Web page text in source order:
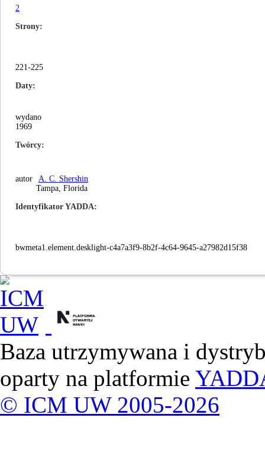
2
Strony
221-225
Daty
wydano
1969
Twórcy
autor
A. C. Shershin
Tampa, Florida
Identyfikator YADDA
bwmeta1.element.desklight-c4a7a3f9-8b2f-4c64-9645-a27982d15f38
Baza utrzymywana i
oparty na platformie
© ICM UW 2005-2026